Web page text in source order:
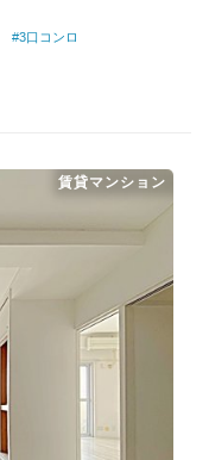
#3口コンロ
賃貸マンション